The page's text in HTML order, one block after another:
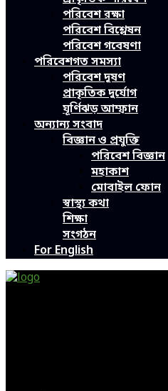
পরিবেশ রক্ষা
পরিবেশ বিশ্লেষন
পরিবেশ গবেষণা
পরিবেশগত সমস্যা
পরিবেশ দূষণ
প্রাকৃতিক দুর্যোগ
ঘূর্ণিঝড় আম্ফান
অন্যান্য সংবাদ
বিজ্ঞান ও প্রযুক্তি
পরিবেশ বিজ্ঞান
মহাকাশ
মোবাইল ফোন
স্বাস্থ্য কথা
শিক্ষা
সংগঠন
For English